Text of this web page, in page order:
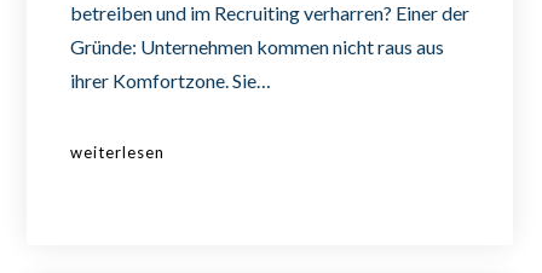
betreiben und im Recruiting verharren? Einer der
Gründe: Unternehmen kommen nicht raus aus
ihrer Komfortzone. Sie…
weiterlesen